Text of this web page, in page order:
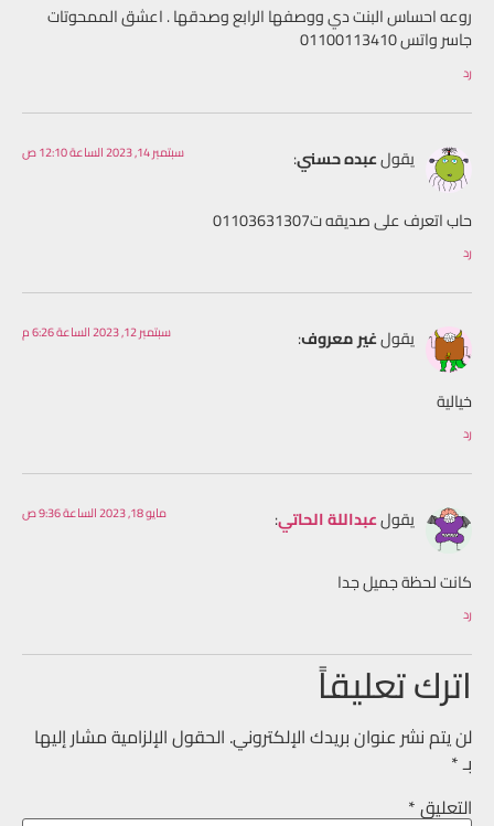
روعه احساس البنت دي ووصفها الرابع وصدقها . اعشق الممحوتات
جاسر واتس 01100113410
رد
يقولعبده حسني: سبتمبر 14, 2023 الساعة 12:10 ص
حاب اتعرف على صديقه ت01103631307
رد
يقولغير معروف: سبتمبر 12, 2023 الساعة 6:26 م
خيالية
رد
يقولعبداللة الحاتي: مايو 18, 2023 الساعة 9:36 ص
كانت لحظة جميل جدا
رد
اترك تعليقاً
لن يتم نشر عنوان بريدك الإلكتروني. الحقول الإلزامية مشار إليها
بـ*
التعليق*